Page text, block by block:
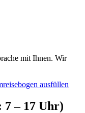
mit Ihnen. Wir
ausfüllen
7 – 17 Uhr)